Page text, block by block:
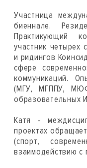
Участница
биеннале.
Практикующий
участник
и ридингов
сфере
коммуникаций.
(МГУ, МГППУ,
образовательных
Катя -
проектах
(спорт,
взаимодействию с